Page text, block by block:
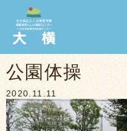
公園体操
2020.11.11